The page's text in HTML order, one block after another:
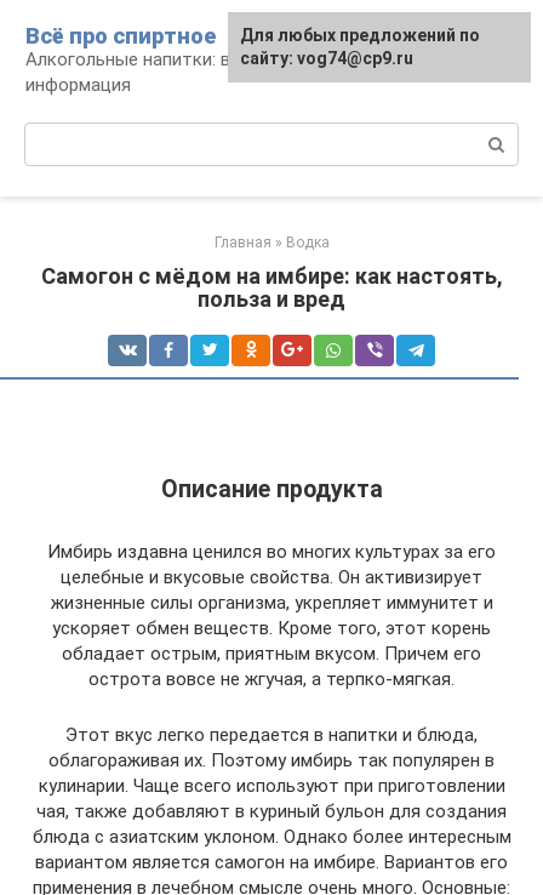
контенту
Всё про спиртное
Алкогольные напитки: виды, рецепты,
информация
Главная » Водка
Самогон с мёдом на имбире: как настоять,
польза и вред
Описание продукта
Имбирь издавна ценился во многих культурах за его
целебные и вкусовые свойства. Он активизирует
жизненные силы организма, укрепляет иммунитет и
ускоряет обмен веществ. Кроме того, этот корень
обладает острым, приятным вкусом. Причем его
острота вовсе не жгучая, а терпко-мягкая.
Этот вкус легко передается в напитки и блюда,
облагораживая их. Поэтому имбирь так популярен в
кулинарии. Чаще всего используют при приготовлении
чая, также добавляют в куриный бульон для создания
блюда с азиатским уклоном. Однако более интересным
вариантом является самогон на имбире. Вариантов его
применения в лечебном смысле очень много. Основные:
Для любых предложений по
сайту: vog74@cp9.ru